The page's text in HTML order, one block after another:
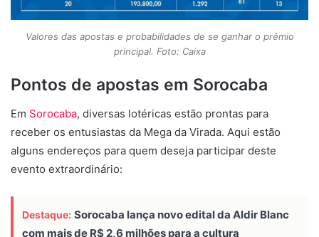
Valores das apostas e probabilidades de se ganhar o prêmio
principal. Foto: Caixa
Pontos de apostas em Sorocaba
Em Sorocaba, diversas lotéricas estão prontas para
receber os entusiastas da Mega da Virada. Aqui estão
alguns endereços para quem deseja participar deste
evento extraordinário:
Destaque: Sorocaba lança novo edital da Aldir Blanc
com mais de R$ 2,6 milhões para a cultura